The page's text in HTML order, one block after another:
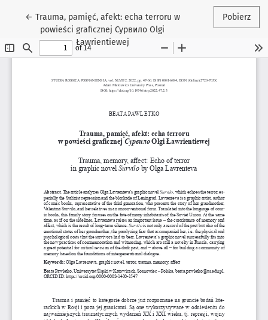
← Wróć do szczegółów artykułu
Trauma, pamięć, afekt: echa terroru w
powieści graficznej Сурвило Olgi
Ławrientiewej
Pobierz